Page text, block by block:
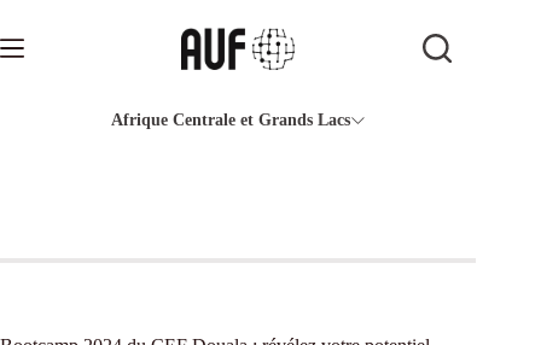
contenu
Afrique Centrale et Grands Lacs